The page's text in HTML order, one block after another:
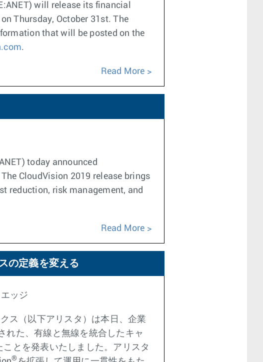
will release its financial
Thursday, October 31st. The
that will be posted on the
.
Read More
today announced
CloudVision 2019 release brings
reduction, risk management, and
Read More
の定義を変える
ッジ
ス（以下アリスタ）は本日、企業
れた、有線と無線を統合したキャ
とを発表いたしました。アリスタ
®